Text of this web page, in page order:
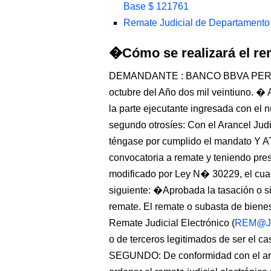
Base $ 121761
Remate Judicial de
�Cómo se realizará el
DEMANDANTE : BANCO BBVA
octubre del Año dos mil veintiuno. �
la parte ejecutante ingresada con el
segundo otrosíes: Con el Arancel
téngase por cumplido el mandato Y
convocatoria a remate y teniendo
modificado por Ley N� 30229, el
siguiente: �Aprobada la tasación o
remate. El remate o subasta de
Remate Judicial Electrónico (